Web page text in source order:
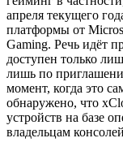
апреля текущего
платформы от
Gaming. Речь идёт
доступен только
лишь по
момент, когда это
обнаружено, что
устройств на базе
владельцам